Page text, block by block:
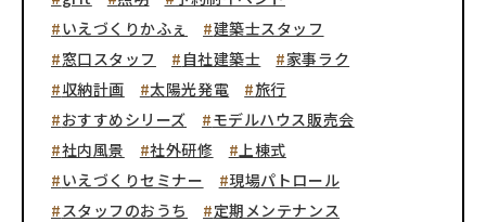
いえづくりかふぇ
建築士スタッフ
窓口スタッフ
自社建築士
家事ラク
収納計画
太陽光発電
旅行
おすすめシリーズ
モデルハウス販売会
社内風景
社外研修
上棟式
いえづくりセミナー
現場パトロール
スタッフのおうち
定期メンテナンス